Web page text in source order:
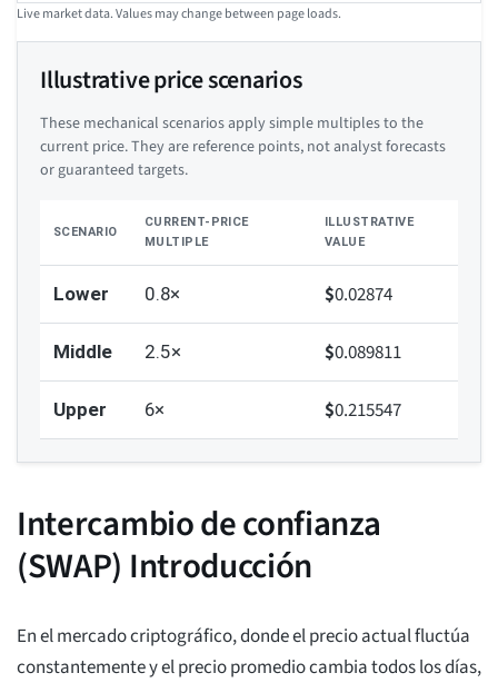
Live market data. Values may change between page loads.
Illustrative price scenarios
These mechanical scenarios apply simple multiples to the
current price. They are reference points, not analyst forecasts
or guaranteed targets.
SCENARIO
CURRENT-PRICE
MULTIPLE
ILLUSTRATIVE
VALUE
Lower 0.8× $0.02874
Middle 2.5× $0.089811
Upper 6× $0.215547
Intercambio de confianza
(SWAP) Introducción
En el mercado criptográfico, donde el precio actual fluctúa
constantemente y el precio promedio cambia todos los días,